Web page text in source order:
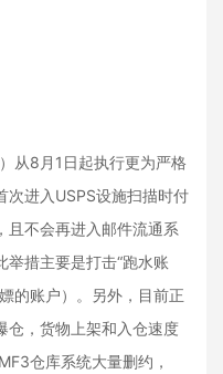
从8月1日起执行更为严格
次进入USPS设施扫描时付
且不会再进入邮件流通系
措主要是打击“跑水账
的账户）。另外，目前正
仓，货物上架和入仓速度
仓库系统大量删约，